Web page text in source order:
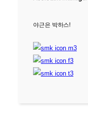
야근은 박하스!